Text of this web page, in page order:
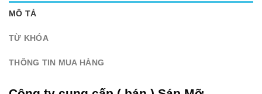
MÔ TẢ
TỪ KHÓA
THÔNG TIN MUA HÀNG